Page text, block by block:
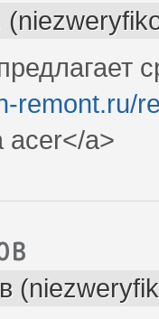
remont.ru/
acer</a>